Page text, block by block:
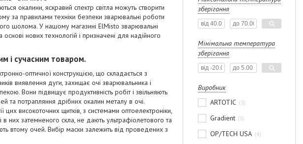
окалини, яскравий спектр світла можуть створити
за правилами техніки безпеки зварювальні роботи
шолома. У нашому магазині ElMisto зварювальні
нових технологій і призначені для надійного
і сучасним товаром.
оптичної конструкцією, що складається з
виявлення дуги, захищає очі зварювальника і
Вони підвищує продуктивність робіт і звільняють
та потрапляння дрібних окалин металу в очі.
високоточних щитків, з системами оптоелектроніки,
в них затемненого скла, не дають ультрафіолетового та
втому очей. Вибір маски залежить від проведених з
зберігання
Мінімальна температура
зберігання
Виробник
ARTOTIC
3
Gradient 5
OP/TECH USA 4